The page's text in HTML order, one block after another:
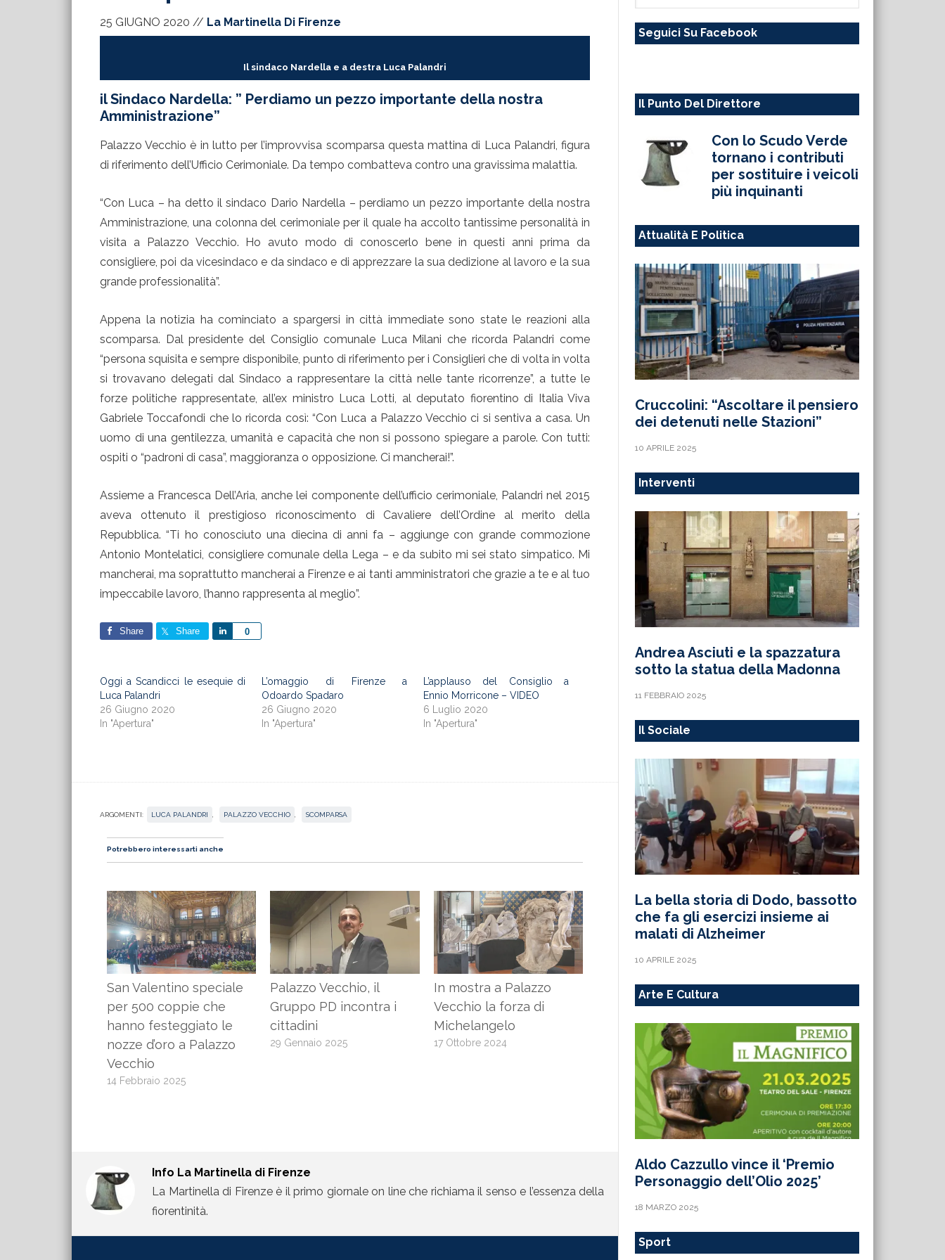
25 GIUGNO 2020 // La Martinella Di Firenze
Il sindaco Nardella e a destra Luca Palandri
il Sindaco Nardella: ” Perdiamo un pezzo importante della nostra
Amministrazione”
Palazzo Vecchio è in lutto per l’improvvisa scomparsa questa mattina di Luca Palandri, figura
di riferimento dell’Ufficio Cerimoniale. Da tempo combatteva contro una gravissima malattia.
“Con Luca – ha detto il sindaco Dario Nardella – perdiamo un pezzo importante della nostra
Amministrazione, una colonna del cerimoniale per il quale ha accolto tantissime personalità in
visita a Palazzo Vecchio. Ho avuto modo di conoscerlo bene in questi anni prima da
consigliere, poi da vicesindaco e da sindaco e di apprezzare la sua dedizione al lavoro e la sua
grande professionalità”.
Appena la notizia ha cominciato a spargersi in città immediate sono state le reazioni alla
scomparsa. Dal presidente del Consiglio comunale Luca Milani che ricorda Palandri come
“persona squisita e sempre disponibile, punto di riferimento per i Consiglieri che di volta in volta
si trovavano delegati dal Sindaco a rappresentare la città nelle tante ricorrenze”, a tutte le
forze politiche rappresentate, all’ex ministro Luca Lotti, al deputato fiorentino di Italia Viva
Gabriele Toccafondi che lo ricorda così: “Con Luca a Palazzo Vecchio ci si sentiva a casa. Un
uomo di una gentilezza, umanità e capacità che non si possono spiegare a parole. Con tutti:
ospiti o “padroni di casa”, maggioranza o opposizione. Ci mancherai!”.
Assieme a Francesca Dell’Aria, anche lei componente dell’ufficio cerimoniale, Palandri nel 2015
aveva ottenuto il prestigioso riconoscimento di Cavaliere dell’Ordine al merito della
Repubblica. “Ti ho conosciuto una diecina di anni fa – aggiunge con grande commozione
Antonio Montelatici, consigliere comunale della Lega – e da subito mi sei stato simpatico. Mi
mancherai, ma soprattutto mancherai a Firenze e ai tanti amministratori che grazie a te e al tuo
impeccabile lavoro, l’hanno rappresenta al meglio”.
Share Share 0
Share
Oggi a Scandicci le esequie di
Luca Palandri
26 Giugno 2020
In "Apertura"
L’omaggio di Firenze a
Odoardo Spadaro
26 Giugno 2020
In "Apertura"
L’applauso del Consiglio a
Ennio Morricone – VIDEO
6 Luglio 2020
In "Apertura"
ARGOMENTI: LUCA PALANDRI PALAZZO VECCHIO SCOMPARSA
Potrebbero interessarti anche
San Valentino speciale
per 500 coppie che
hanno festeggiato le
nozze d’oro a Palazzo
Vecchio
14 Febbraio 2025
Palazzo Vecchio, il
Gruppo PD incontra i
cittadini
29 Gennaio 2025
In mostra a Palazzo
Vecchio la forza di
Michelangelo
17 Ottobre 2024
Info La Martinella di Firenze
La Martinella di Firenze è il primo giornale on line che richiama il senso e l’essenza della
fiorentinità.
sito
Seguici Su Facebook
Il Punto Del Direttore
Con lo Scudo Verde
tornano i contributi
per sostituire i veicoli
più inquinanti
Attualità E Politica
Cruccolini: “Ascoltare il pensiero
dei detenuti nelle Stazioni”
10 APRILE 2025
Interventi
Andrea Asciuti e la spazzatura
sotto la statua della Madonna
11 FEBBRAIO 2025
Il Sociale
La bella storia di Dodo, bassotto
che fa gli esercizi insieme ai
malati di Alzheimer
10 APRILE 2025
Arte E Cultura
Aldo Cazzullo vince il ‘Premio
Personaggio dell’Olio 2025’
18 MARZO 2025
Sport